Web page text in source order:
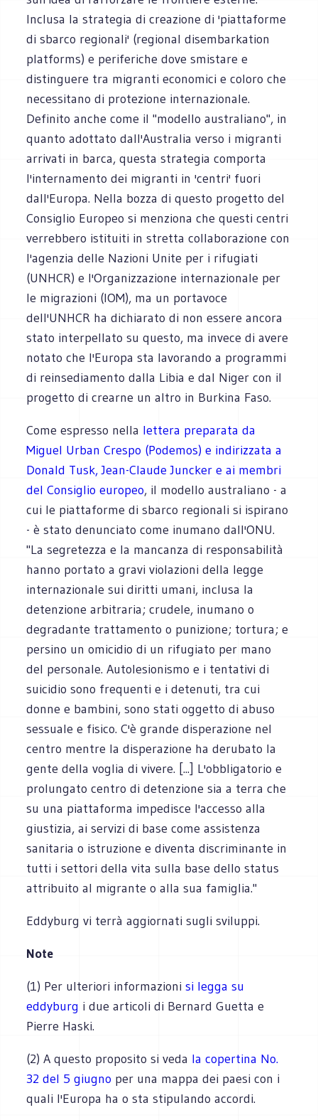
Inclusa la strategia di creazione di 'piattaforme
di sbarco regionali' (regional disembarkation
platforms) e periferiche dove smistare e
distinguere tra migranti economici e coloro che
necessitano di protezione internazionale.
Definito anche come il "modello australiano", in
quanto adottato dall'Australia verso i migranti
arrivati in barca, questa strategia comporta
l'internamento dei migranti in 'centri' fuori
dall'Europa. Nella bozza di questo progetto del
Consiglio Europeo si menziona che questi centri
verrebbero istituiti in stretta collaborazione con
l'agenzia delle Nazioni Unite per i rifugiati
(UNHCR) e l'Organizzazione internazionale per
le migrazioni (IOM), ma un portavoce
dell'UNHCR ha dichiarato di non essere ancora
stato interpellato su questo, ma invece di avere
notato che l'Europa sta lavorando a programmi
di reinsediamento dalla Libia e dal Niger con il
progetto di crearne un altro in Burkina Faso.
Come espresso nella lettera preparata da
Miguel Urban Crespo (Podemos) e indirizzata a
Donald Tusk, Jean-Claude Juncker e ai membri
del Consiglio europeo, il modello australiano - a
cui le piattaforme di sbarco regionali si ispirano
- è stato denunciato come inumano dall'ONU.
"La segretezza e la mancanza di responsabilità
hanno portato a gravi violazioni della legge
internazionale sui diritti umani, inclusa la
detenzione arbitraria; crudele, inumano o
degradante trattamento o punizione; tortura; e
persino un omicidio di un rifugiato per mano
del personale. Autolesionismo e i tentativi di
suicidio sono frequenti e i detenuti, tra cui
donne e bambini, sono stati oggetto di abuso
sessuale e fisico. C'è grande disperazione nel
centro mentre la disperazione ha derubato la
gente della voglia di vivere. [...] L'obbligatorio e
prolungato centro di detenzione sia a terra che
su una piattaforma impedisce l'accesso alla
giustizia, ai servizi di base come assistenza
sanitaria o istruzione e diventa discriminante in
tutti i settori della vita sulla base dello status
attribuito al migrante o alla sua famiglia."
Eddyburg vi terrà aggiornati sugli sviluppi.
Note
(1) Per ulteriori informazionisi legga su
eddyburg i due articoli di Bernard Guetta e
Pierre Haski.
(2) A questo proposito si veda la copertina No.
32 del 5 giugno per una mappa dei paesi con i
quali l'Europa ha o sta stipulando accordi.